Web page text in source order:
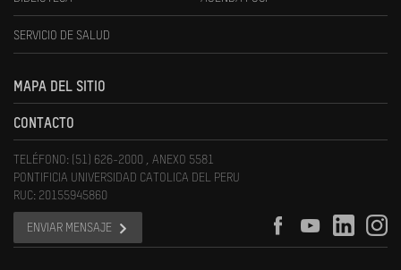
SERVICIO DE SALUD
MAPA DEL SITIO
CONTACTO
TELÉFONO: (51) 626-2000 , ANEXO 5581
PONTIFICIA UNIVERSIDAD CATOLICA DEL PERU
RUC: 20155945860
ENVIAR MENSAJE